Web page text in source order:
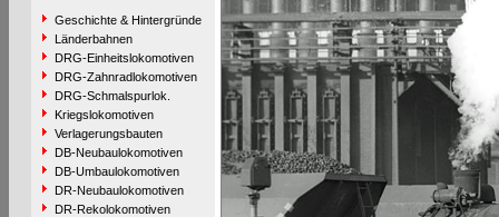
Geschichte & Hintergründe
Länderbahnen
DRG-Einheitslokomotiven
DRG-Zahnradlokomotiven
DRG-Schmalspurlok.
Kriegslokomotiven
Verlagerungsbauten
DB-Neubaulokomotiven
DB-Umbaulokomotiven
DR-Neubaulokomotiven
DR-Rekolokomotiven